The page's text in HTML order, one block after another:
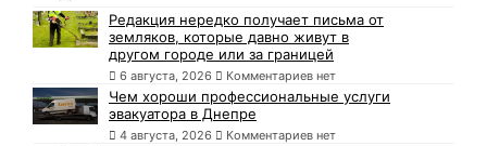
Редакция нередко получает письма от
земляков, которые давно живут в
другом городе или за границей
6 августа, 2026 Комментариев нет
Чем хороши профессиональные услуги
эвакуатора в Днепре
4 августа, 2026 Комментариев нет